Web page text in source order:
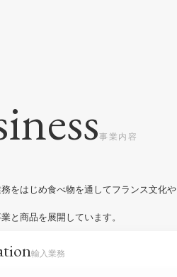
をはじめ食べ物を通してフランス文化や
と商品を展開しています。